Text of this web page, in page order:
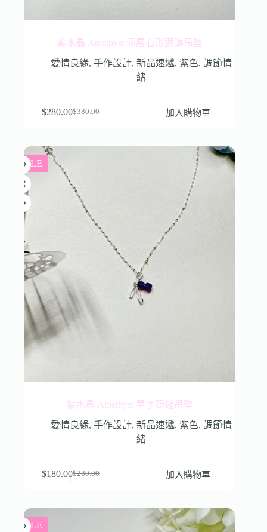
紫水晶 Amethyst 兩層心形頸鏈吊墜
愛情良緣,手作設計,新品速遞,紫色,調節情
緒
$380.00
$280.00 加入購物車
SALE
紫水晶 Amethyst 單字頸鏈吊墜
愛情良緣,手作設計,新品速遞,紫色,調節情
緒
$280.00
$180.00 加入購物車
SALE